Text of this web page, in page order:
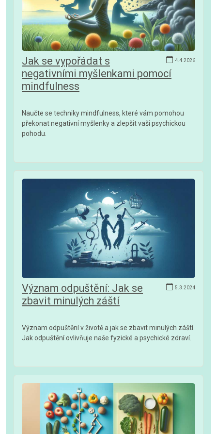
4.4.2026
Jak se vypořádat s
negativními myšlenkami pomocí
mindfulness
Naučte se techniky mindfulness, které vám pomohou
překonat negativní myšlenky a zlepšit vaši psychickou
pohodu.
5.3.2024
Význam odpuštění: Jak se
zbavit minulých záští
Význam odpuštění v životě a jak se zbavit minulých záští.
Jak odpuštění ovlivňuje naše fyzické a psychické zdraví.